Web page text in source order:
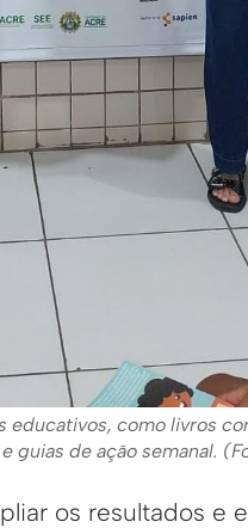
educativos, como livros
guias de ação semanal.
os resultados e